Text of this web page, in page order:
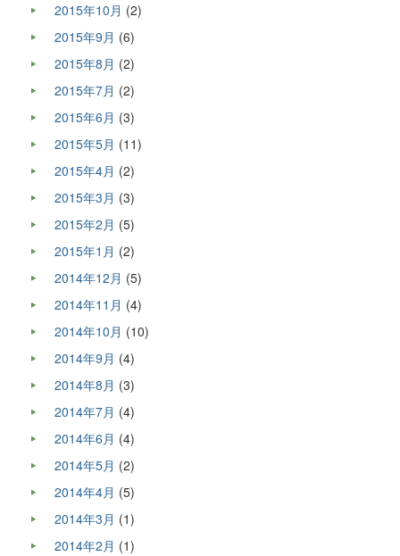
2015年10月 (2)
2015年9月 (6)
2015年8月 (2)
2015年7月 (2)
2015年6月 (3)
2015年5月 (11)
2015年4月 (2)
2015年3月 (3)
2015年2月 (5)
2015年1月 (2)
2014年12月 (5)
2014年11月 (4)
2014年10月 (10)
2014年9月 (4)
2014年8月 (3)
2014年7月 (4)
2014年6月 (4)
2014年5月 (2)
2014年4月 (5)
2014年3月 (1)
2014年2月 (1)